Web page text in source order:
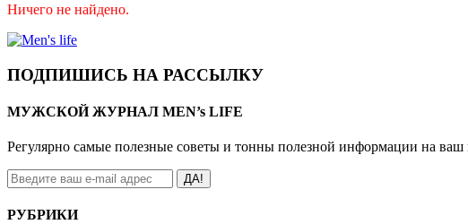
Ничего не найдено.
ПОДПИШИСЬ НА РАССЫЛКУ
МУЖСКОЙ ЖУРНАЛ MEN’s LIFE
Регулярно самые полезные советы и тонны полезной информации на
ДА!
РУБРИКИ